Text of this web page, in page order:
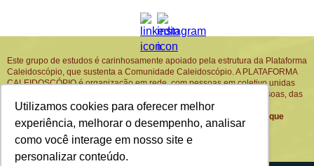
Utilizamos cookies para oferecer melhor
experiência, melhorar o desempenho, analisar
como você interage em nosso site e
personalizar conteúdo.
Este grupo de estudos é carinhosamente apoiado pela estrutura da Plataforma
Caleidoscópio, que sustenta a Comunidade Caleidoscópio. A PLATAFORMA
CALEIDOSCÓPIO é organização em rede, com pessoas em coletivo unidas
pelo propósito de trabalhar as QUATRO REGENERAÇÕES: das pessoas, das
relações, das instituições e da natureza.
Para saber mais e receber avisos da Comunidade Caleidoscópio,
clique
AQUI.
Para saber mais sobre a Plataforma Caleidoscópio:
www.plataformacaleidoscopio.com.br